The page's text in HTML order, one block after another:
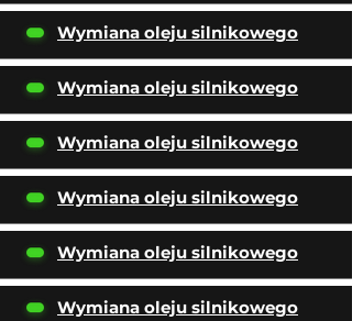
Wymiana oleju silnikowego
Wymiana oleju silnikowego
Wymiana oleju silnikowego
Wymiana oleju silnikowego
Wymiana oleju silnikowego
Wymiana oleju silnikowego